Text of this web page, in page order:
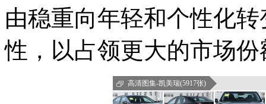
由稳重向年轻和个性化
性，以占领更大的市场份
高清图集-凯美瑞(5917张)